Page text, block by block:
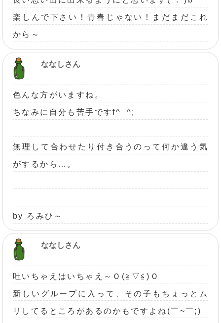
楽しんで下さい！青春じゃない！まだまだこれ
から～
ななしさん
色んな方がいますね。
ちなみに自分も苦手ですf^_^;
無理して合わせたり付き合うのって何か違う気
がするから…。
by ろみひ～
ななしさん
吐いちゃえはいちゃえ～Ｏ(≧▽≦)Ｏ
新しいグループに入って、その子もちょっとム
リしてるところがあるのかもですよね(￣~￣;)